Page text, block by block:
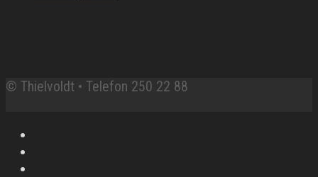
© Thielvoldt • Telefon 250 22 88